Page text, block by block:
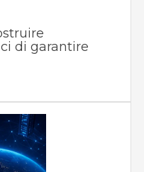
di garantire